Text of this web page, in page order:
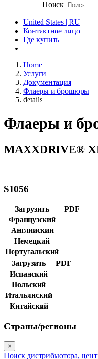
Поиск
United States | RU
Контактное лицо
Где купить
Home
Услуги
Документация
Флаеры и брошюры
details
Флаеры и
MAXXDRIVE®
S1056
Загрузить
PDF
Французский
Английский
Немецкий
Португальский
Загрузить
PDF
Испанский
Польский
Итальянский
Китайский
Страны/регионы
×
Поиск дистрибьютора,